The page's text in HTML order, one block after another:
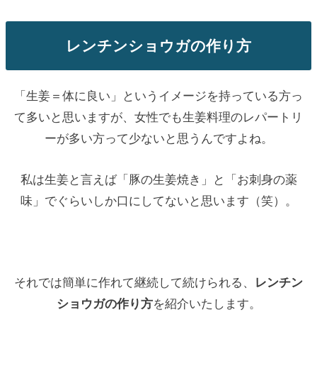
レンチンショウガの作り方
「生姜＝体に良い」というイメージを持っている方っ
て多いと思いますが、女性でも生姜料理のレパートリ
ーが多い方って少ないと思うんですよね。
私は生姜と言えば「豚の生姜焼き」と「お刺身の薬
味」でぐらいしか口にしてないと思います（笑）。
それでは簡単に作れて継続して続けられる、 レンチン
ショウガの作り方を紹介いたします。